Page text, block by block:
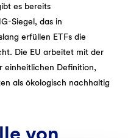
es bereits
Siegel, das in
erfüllen ETFs die
Die EU arbeitet mit der
einheitlichen Definition,
als ökologisch nachhaltig